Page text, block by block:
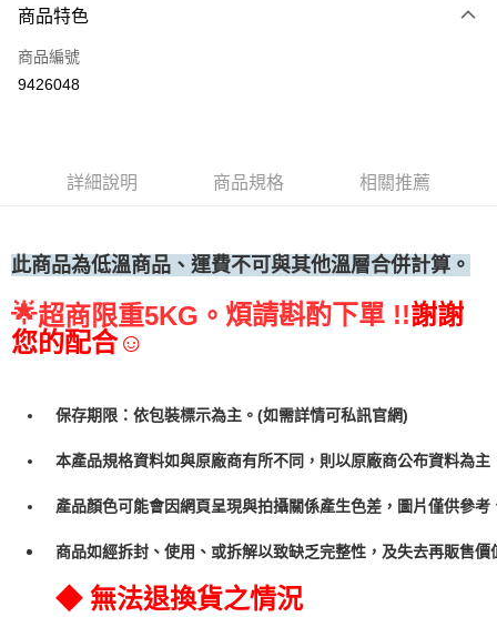
信用卡一次付款
Apple Pay
商品特色
商品編號
9426048
詳細說明 商品規格 相關推薦
此商品為低溫商品、運費不可與其他溫層合併計算。
🌟超商限重5KG。 煩請斟酌下單 !!謝謝
您的配合☺
保存期限：依包裝標示為主。(如需詳情可私訊官網)
本產品規格資料如與原廠商有所不同，則以原廠商公布資料為主
產品顏色可能會因網頁呈現與拍攝關係產生色差，圖片僅供參
商品如經拆封、使用、或拆解以致缺乏完整性，及失去再販售
◆ 無法退換貨之情況